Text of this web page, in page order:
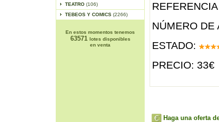
TEATRO (106)
TEBEOS Y COMICS (2266)
En estos momentos tenemos
63571 lotes disponibles
en venta
NÚMERO DE
ESTADO:
PRECIO: 33€
Haga una oferta